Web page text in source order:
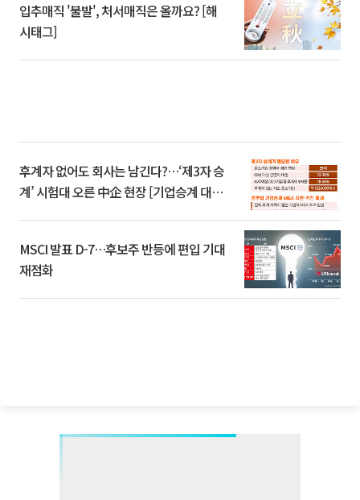
입추매직 '불발', 처서매직은 올까요? [해
시태그]
후계자 없어도 회사는 남긴다?…‘제3자 승
계’ 시험대 오른 中企 현장 [기업승계 대전
MSCI 발표 D-7…후보주 반등에 편입 기대
재점화